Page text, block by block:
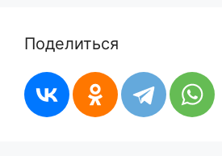
Поделиться